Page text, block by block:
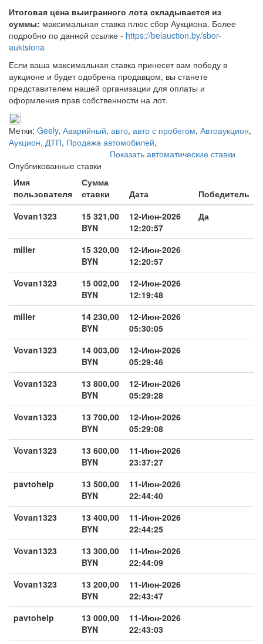
Итоговая цена выигранного лота складывается из
суммы: максимальная ставка плюс сбор Аукциона. Более
подробно по данной ссылке - https://belauction.by/sbor-
auktsiona
Если ваша максимальная ставка принесет вам победу в
аукционе и будет одобрена продавцом, вы станете
представителем нашей организации для оплаты и
оформления прав собственности на лот.
Метки: Geely, Аварийный, авто, авто с пробегом, Автоаукцион,
Аукцион, ДТП, Продажа автомобилей,
Показать автоматические ставки
Опубликованные ставки
Имя
пользователя
Сумма
ставки
Дата
Победитель
Vovan1323
15 321,00
BYN
12-Июн-2026
12:20:57
Да
miller
15 320,00
BYN
12-Июн-2026
12:20:57
Vovan1323
15 002,00
BYN
12-Июн-2026
12:19:48
miller
14 230,00
BYN
12-Июн-2026
05:30:05
Vovan1323
14 003,00
BYN
12-Июн-2026
05:29:46
Vovan1323
13 800,00
BYN
12-Июн-2026
05:29:28
Vovan1323
13 700,00
BYN
12-Июн-2026
05:29:08
Vovan1323
13 600,00
BYN
11-Июн-2026
23:37:27
pavtohelp
13 500,00
BYN
11-Июн-2026
22:44:40
Vovan1323
13 400,00
BYN
11-Июн-2026
22:44:25
Vovan1323
13 300,00
BYN
11-Июн-2026
22:44:09
Vovan1323
13 200,00
BYN
11-Июн-2026
22:43:47
pavtohelp
13 000,00
BYN
11-Июн-2026
22:43:03